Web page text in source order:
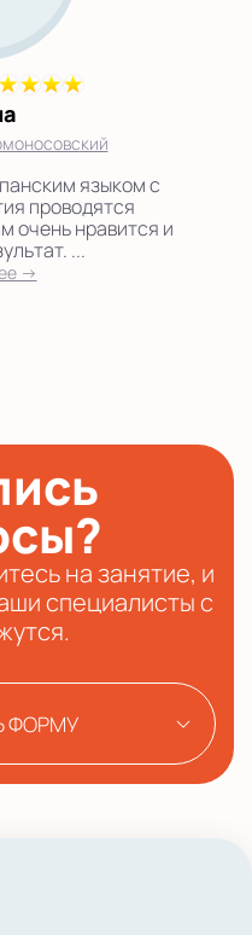
языком с
проводятся
очень нравится и
...
→
на занятие, и
специалисты с
ФОРМУ